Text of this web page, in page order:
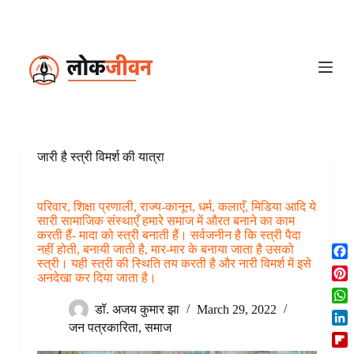
जारी है स्त्री विमर्श की यात्रा
परिवार, शिक्षा प्रणाली, राज्य-कानून, धर्म, कलाएँ, मिडिया आदि ये
सारी सामाजिक संस्थाएँ हमारे समाज में औरत बनाने का काम
करती हैं- मादा को स्त्री बनाती हैं। सर्वजनीन है कि स्त्री पैदा
नहीं होती, बनायी जाती है, मार-मार के बनाया जाता है उसको
स्त्री। यही स्त्री की स्थिति तय करती है और नारी विमर्श में इसे
अनदेखा कर दिया जाता है।
डॉ. अजय कुमार झा
March 29, 2022
जन पत्रकारिता,समाज
F
a
c
e
b
o
P
i
n
t
W
h
a
L
i